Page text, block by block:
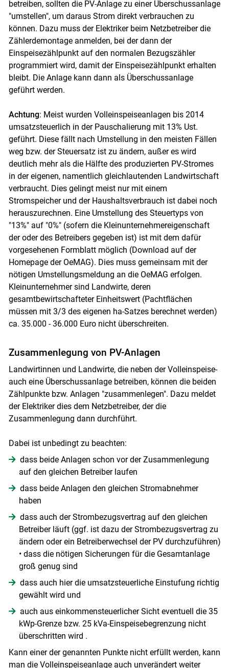
Skip to main content
betreiben, sollten die PV-Anlage zu einer Überschussanlage
"umstellen", um daraus Strom direkt verbrauchen zu
können. Dazu muss der Elektriker beim Netzbetreiber die
Zählerdemontage anmelden, bei der dann der
Einspeisezählpunkt auf den normalen Bezugszähler
programmiert wird, damit der Einspeisezählpunkt erhalten
bleibt. Die Anlage kann dann als Überschussanlage
geführt werden.
Achtung: Meist wurden Volleinspeiseanlagen bis 2014
umsatzsteuerlich in der Pauschalierung mit 13% Ust.
geführt. Diese fällt nach Umstellung in den meisten Fällen
weg bzw. der Steuersatz ist zu ändern, außer es wird
deutlich mehr als die Hälfte des produzierten PV-Stromes
in der eigenen, namentlich gleichlautenden Landwirtschaft
verbraucht. Dies gelingt meist nur mit einem
Stromspeicher und der Haushaltsverbrauch ist dabei noch
herauszurechnen. Eine Umstellung des Steuertyps von
"13%" auf "0%" (sofern die Kleinunternehmereigenschaft
der oder des Betreibers gegeben ist) ist mit dem dafür
vorgesehenen Formblatt möglich (Download auf der
Homepage der OeMAG). Dies muss gemeinsam mit der
nötigen Umstellungsmeldung an die OeMAG erfolgen.
Kleinunternehmer sind Landwirte, deren
gesamtbewirtschafteter Einheitswert (Pachtflächen
müssen mit 3/3 des eigenen ha-Satzes berechnet werden)
ca. 35.000 - 36.000 Euro nicht überschreiten.
Zusammenlegung von PV-Anlagen
Landwirtinnen und Landwirte, die neben der Volleinspeise-
auch eine Überschussanlage betreiben, können die beiden
Zählpunkte bzw. Anlagen "zusammenlegen". Dazu meldet
der Elektriker dies dem Netzbetreiber, der die
Zusammenlegung dann durchführt.
Dabei ist unbedingt zu beachten:
dass beide Anlagen schon vor der Zusammenlegung
auf den gleichen Betreiber laufen
dass beide Anlagen den gleichen Stromabnehmer
haben
dass auch der Strombezugsvertrag auf den gleichen
Betreiber läuft (ggf. ist dazu der Strombezugsvertrag zu
ändern oder ein Betreiberwechsel der PV durchzuführen)
• dass die nötigen Sicherungen für die Gesamtanlage
groß genug sind
dass auch hier die umsatzsteuerliche Einstufung richtig
gewählt wird und
auch aus einkommensteuerlicher Sicht eventuell die 35
kWp-Grenze bzw. 25 kVa-Einspeisebegrenzung nicht
überschritten wird .
Kann einer der genannten Punkte nicht erfüllt werden, kann
man die Volleinspeiseanlage auch unverändert weiter